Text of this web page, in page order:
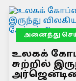
அனைத்து
உலகக்
சுற்றில்